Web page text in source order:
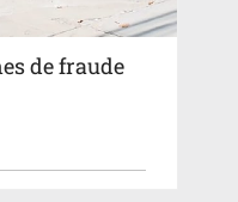
de fraude